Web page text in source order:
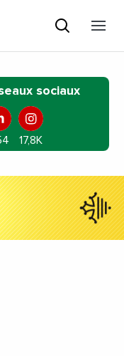
sociaux
17,8K